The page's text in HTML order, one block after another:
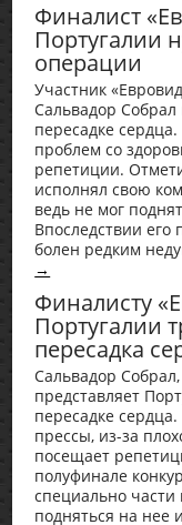
Финалист
Португалии
операции
Участник
Сальвадор
пересадке
проблем со
репетиции.
исполнял свою
ведь не мог
Впоследствии его
болен редким
→
Финалисту
Португалии
пересадка
Сальвадор
представляет
пересадке
прессы, из-за
посещает
полуфинале
специально части
подняться на нее